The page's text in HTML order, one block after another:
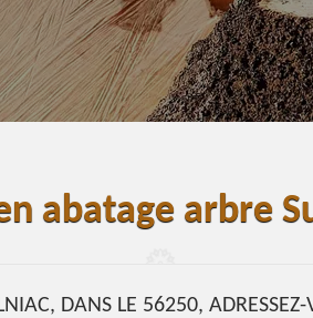
abatage arbre
DANS LE 56250,